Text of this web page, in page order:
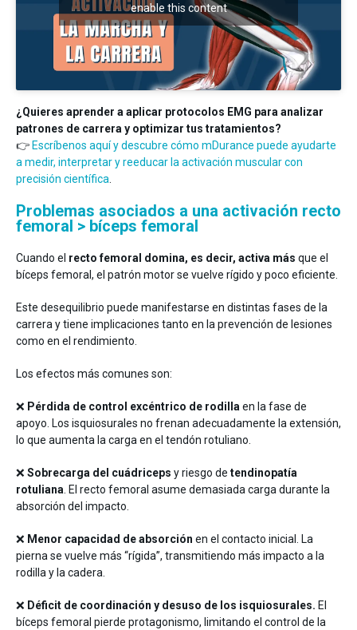
enable this content
¿Quieres aprender a aplicar protocolos EMG para analizar
patrones de carrera y optimizar tus tratamientos?
👉 Escríbenos aquí y descubre cómo mDurance puede ayudarte
a medir, interpretar y reeducar la activación muscular con
precisión científica.
Problemas asociados a una activación recto
femoral > bíceps femoral
Cuando el recto femoral domina, es decir, activa más que el
bíceps femoral, el patrón motor se vuelve rígido y poco eficiente.
Este desequilibrio puede manifestarse en distintas fases de la
carrera y tiene implicaciones tanto en la prevención de lesiones
como en el rendimiento.
Los efectos más comunes son:
❌ Pérdida de control excéntrico de rodillaen la fase de
apoyo. Los isquiosurales no frenan adecuadamente la extensión,
lo que aumenta la carga en el tendón rotuliano.
❌ Sobrecarga del cuádriceps y riesgo de tendinopatía
rotuliana. El recto femoral asume demasiada carga durante la
absorción del impacto.
❌ Menor capacidad de absorción en el contacto inicial. La
pierna se vuelve más “rígida”, transmitiendo más impacto a la
rodilla y la cadera.
❌ Déficit de coordinación y desuso de los isquiosurales. El
bíceps femoral pierde protagonismo, limitando el control de la